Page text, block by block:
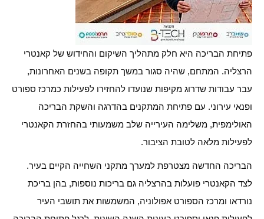
פתיחת הבריכה היא חלק מתהליך השיקום והחידוש של קאנטרי
הרצליה. המתחם, שהיה סגור במשך תקופה בשנים האחרונות,
עבר עבודות שדרוג מקיפות שנועדו להחזירו לפעילות כמרכז ספורט
ופנאי עירוני. עם פתיחת המתקנים בהדרגה והשקת הבריכה
האולימפית, משלימה העירייה שלב משמעותי בהחזרת הקאנטרי
לפעילות מלאה לטובת הציבור.
הבריכה החדשה מצטרפת למערך מתקני השחייה הקיים בעיר.
לצד הקאנטרי פועלות בהרצליה גם בריכות נוספות, בהן בריכת
נורדאו ומרכז הספורט אפולוניה, המשמשות את תושבי העיר